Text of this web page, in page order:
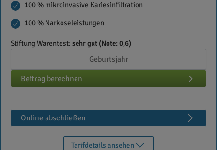
100 % mikroinvasive Kariesinfiltration
100 % Narkoseleistungen
Stiftung Warentest: sehr gut (Note: 0,6)
Beitrag berechnen
Online abschließen
Tarifdetails ansehen